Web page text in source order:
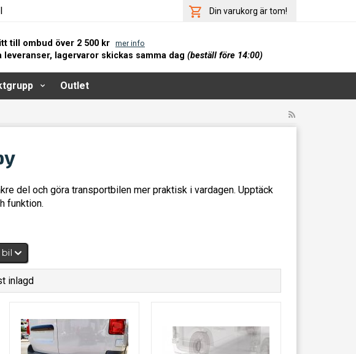
Din varukorg är tom!
till ombud över 2 500 kr mer info
leveranser, lagervaror skickas samma dag (beställ före 14:00)
Outlet
del och göra transportbilen mer praktisk i vardagen. Upptäck
funktion.
inlagd